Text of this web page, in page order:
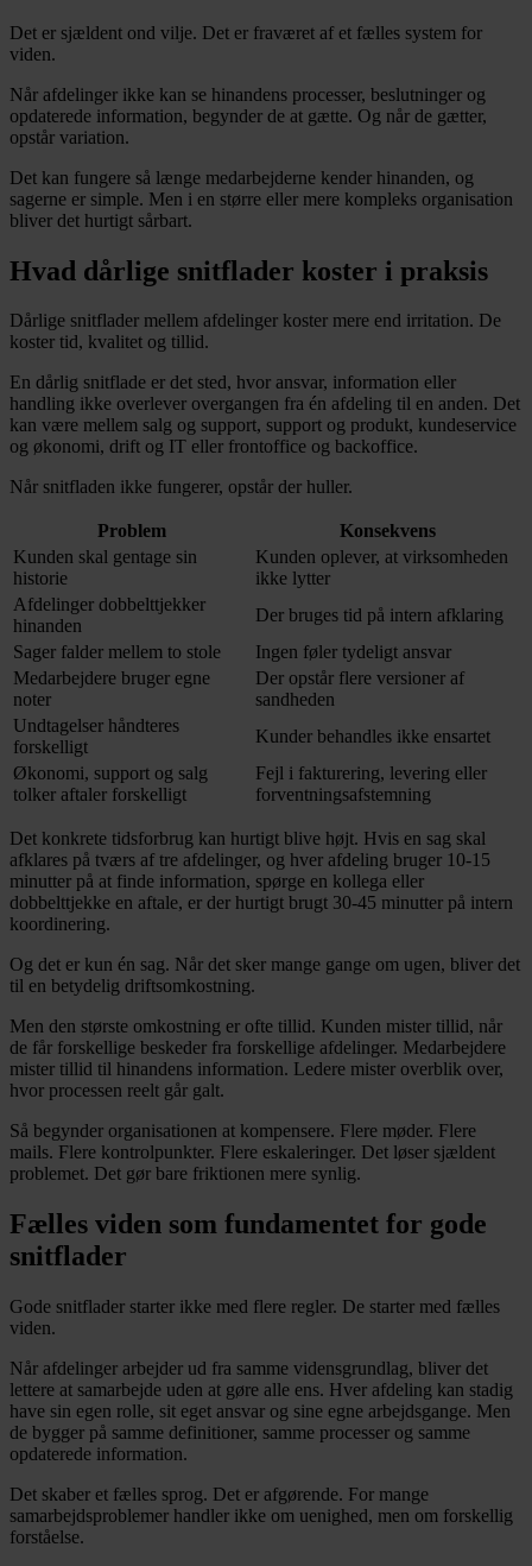
Det er sjældent ond vilje. Det er fraværet af et fælles system for
viden.
Når afdelinger ikke kan se hinandens processer, beslutninger og
opdaterede information, begynder de at gætte. Og når de gætter,
opstår variation.
Det kan fungere så længe medarbejderne kender hinanden, og
sagerne er simple. Men i en større eller mere kompleks organisation
bliver det hurtigt sårbart.
Hvad dårlige snitflader koster i praksis
Dårlige snitflader mellem afdelinger koster mere end irritation. De
koster tid, kvalitet og tillid.
En dårlig snitflade er det sted, hvor ansvar, information eller
handling ikke overlever overgangen fra én afdeling til en anden. Det
kan være mellem salg og support, support og produkt, kundeservice
og økonomi, drift og IT eller frontoffice og backoffice.
Når snitfladen ikke fungerer, opstår der huller.
Problem
Konsekvens
Kunden skal gentage sin
historie
Kunden oplever, at virksomheden
ikke lytter
Afdelinger dobbelttjekker
hinanden
Der bruges tid på intern afklaring
Sager falder mellem to stole
Ingen føler tydeligt ansvar
Medarbejdere bruger egne
noter
Der opstår flere versioner af
sandheden
Undtagelser håndteres
forskelligt
Kunder behandles ikke ensartet
Økonomi, support og salg
tolker aftaler forskelligt
Fejl i fakturering, levering eller
forventningsafstemning
Det konkrete tidsforbrug kan hurtigt blive højt. Hvis en sag skal
afklares på tværs af tre afdelinger, og hver afdeling bruger 10-15
minutter på at finde information, spørge en kollega eller
dobbelttjekke en aftale, er der hurtigt brugt 30-45 minutter på intern
koordinering.
Og det er kun én sag. Når det sker mange gange om ugen, bliver det
til en betydelig driftsomkostning.
Men den største omkostning er ofte tillid. Kunden mister tillid, når
de får forskellige beskeder fra forskellige afdelinger. Medarbejdere
mister tillid til hinandens information. Ledere mister overblik over,
hvor processen reelt går galt.
Så begynder organisationen at kompensere. Flere møder. Flere
mails. Flere kontrolpunkter. Flere eskaleringer. Det løser sjældent
problemet. Det gør bare friktionen mere synlig.
Fælles viden som fundamentet for gode
snitflader
Gode snitflader starter ikke med flere regler. De starter med fælles
viden.
Når afdelinger arbejder ud fra samme vidensgrundlag, bliver det
lettere at samarbejde uden at gøre alle ens. Hver afdeling kan stadig
have sin egen rolle, sit eget ansvar og sine egne arbejdsgange. Men
de bygger på samme definitioner, samme processer og samme
opdaterede information.
Det skaber et fælles sprog. Det er afgørende. For mange
samarbejdsproblemer handler ikke om uenighed, men om forskellig
forståelse.